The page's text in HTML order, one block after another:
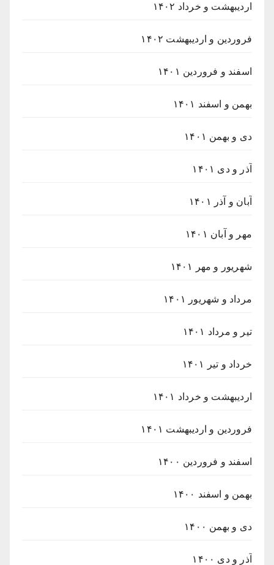
اردیبهشت و خرداد ۱۴۰۲
فروردین و اردیبهشت ۱۴۰۲
اسفند و فروردین ۱۴۰۱
بهمن و اسفند ۱۴۰۱
دی و بهمن ۱۴۰۱
آذر و دی ۱۴۰۱
آبان و آذر ۱۴۰۱
مهر و آبان ۱۴۰۱
شهریور و مهر ۱۴۰۱
مرداد و شهریور ۱۴۰۱
تیر و مرداد ۱۴۰۱
خرداد و تیر ۱۴۰۱
اردیبهشت و خرداد ۱۴۰۱
فروردین و اردیبهشت ۱۴۰۱
اسفند و فروردین ۱۴۰۰
بهمن و اسفند ۱۴۰۰
دی و بهمن ۱۴۰۰
آذر و دی ۱۴۰۰